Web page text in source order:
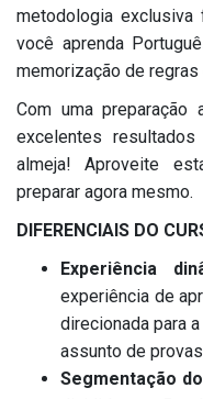
metodologia
você aprenda
memorização de regras
Com uma preparação
excelentes
almeja! Aproveite
preparar agora mesmo.
DIFERENCIAIS DO
Experiência
experiência de
direcionada para
assunto de
Segmentação